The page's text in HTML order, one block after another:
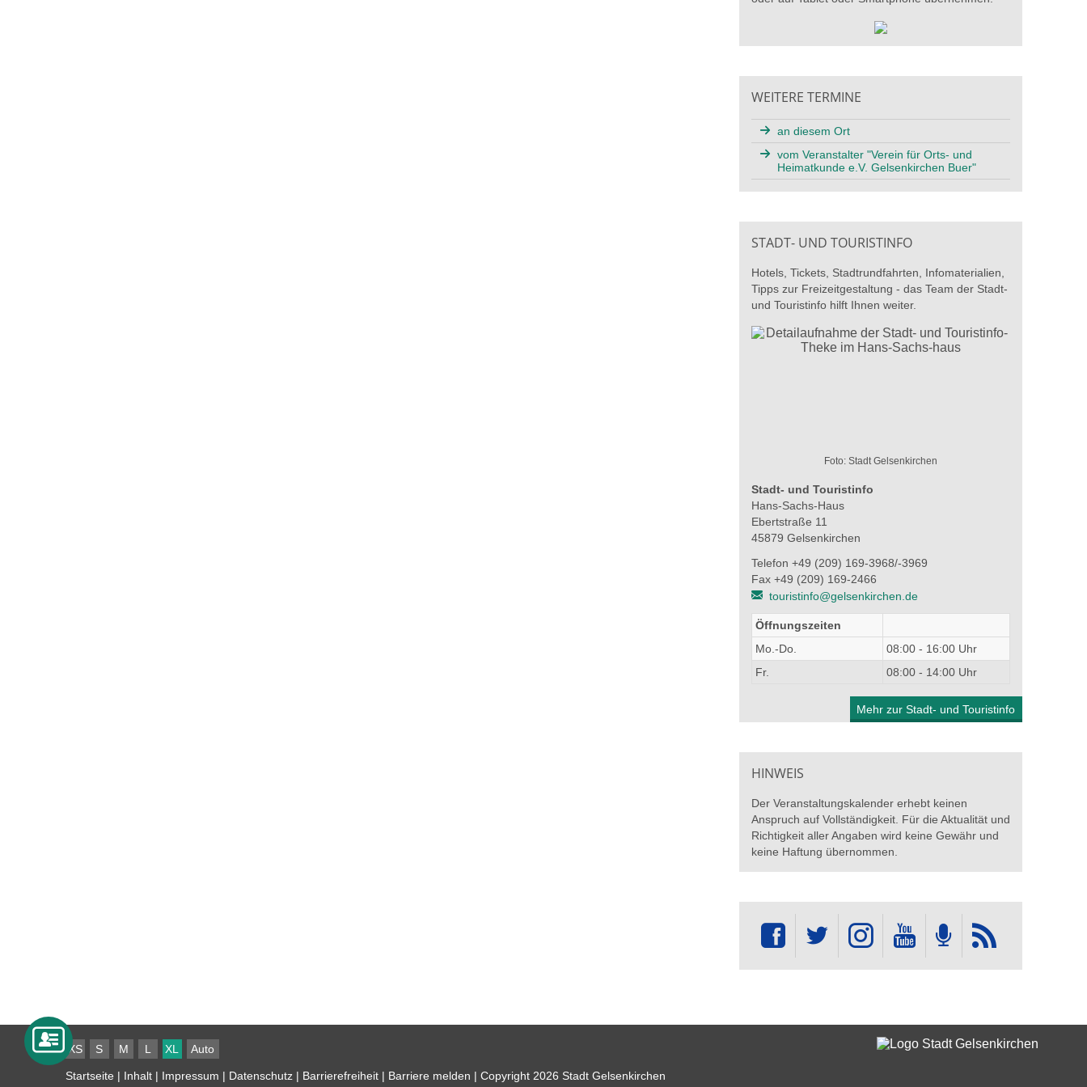
WEITERE TERMINE
an diesem Ort
vom Veranstalter "Verein für Orts- und
Heimatkunde e.V. Gelsenkirchen Buer"
STADT- UND TOURISTINFO
Hotels, Tickets, Stadtrundfahrten, Infomaterialien,
Tipps zur Freizeitgestaltung - das Team der Stadt-
und Touristinfo hilft Ihnen weiter.
Foto: Stadt Gelsenkirchen
Stadt- und Touristinfo
Hans-Sachs-Haus
Ebertstraße 11
45879 Gelsenkirchen
Telefon +49 (209) 169-3968/-3969
Fax +49 (209) 169-2466
touristinfo@gelsenkirchen.de
Öffnungszeiten
Mo.-Do.
08:00 - 16:00 Uhr
Fr.
08:00 - 14:00 Uhr
Mehr zur Stadt- und Touristinfo
HINWEIS
Der Veranstaltungskalender erhebt keinen
Anspruch auf Vollständigkeit. Für die Aktualität und
Richtigkeit aller Angaben wird keine Gewähr und
keine Haftung übernommen.
XS S M L XL Auto
Startseite | Inhalt| Impressum | Datenschutz| Barrierefreiheit| Barriere melden | Copyright 2026 Stadt Gelsenkirchen